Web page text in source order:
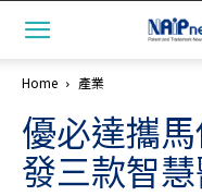
Home 產業
優必達攜
發三款智